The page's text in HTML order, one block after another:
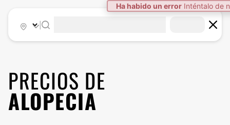
Ha habido un error Inténtalo de
PRECIOS DE
ALOPECIA